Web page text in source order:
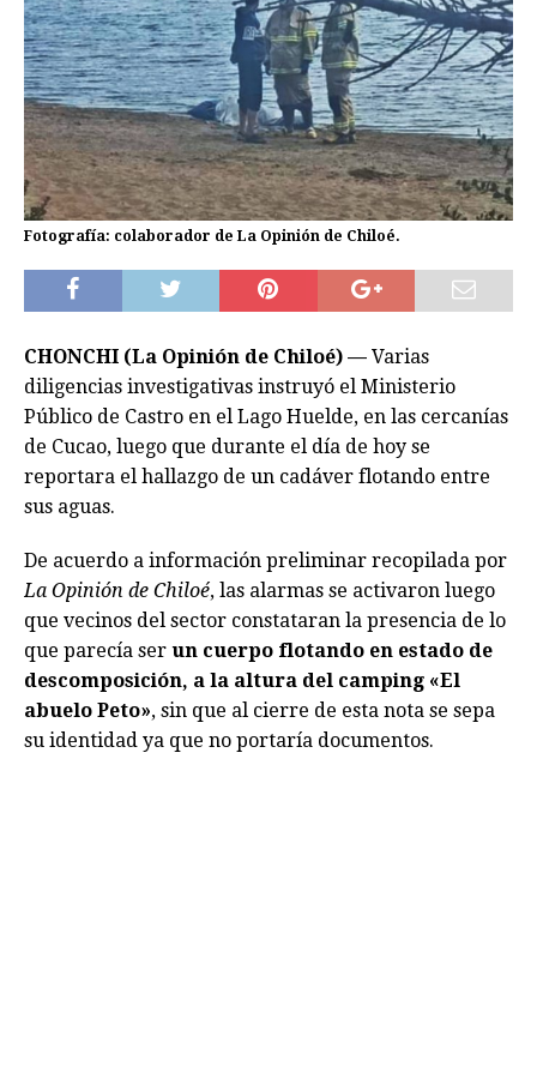
Fotografía: colaborador de La Opinión de Chiloé.
CHONCHI (La Opinión de Chiloé) — Varias
diligencias investigativas instruyó el Ministerio
Público de Castro en el Lago Huelde, en las cercanías
de Cucao, luego que durante el día de hoy se
reportara el hallazgo de un cadáver flotando entre
sus aguas.
De acuerdo a información preliminar recopilada por
La Opinión de Chiloé, las alarmas se activaron luego
que vecinos del sector constataran la presencia de lo
que parecía ser un cuerpo flotando en estado de
descomposición, a la altura del camping «El
abuelo Peto», sin que al cierre de esta nota se sepa
su identidad ya que no portaría documentos.